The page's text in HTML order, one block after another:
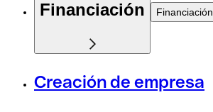
Financiación Financiación
Creación de empresa